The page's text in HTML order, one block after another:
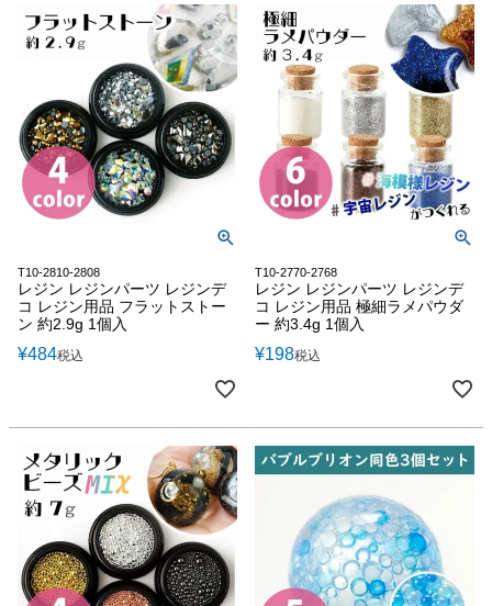
T10-2810-2808
レジン レジンパーツ レジンデ
コ レジン用品 フラットストー
ン 約2.9g 1個入
¥484税込
T10-2770-2768
レジン レジンパーツ レジンデ
コ レジン用品 極細ラメパウダ
ー 約3.4g 1個入
¥198税込